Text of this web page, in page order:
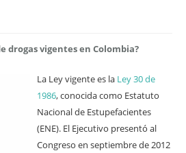
drogas vigentes en Colombia?
La Ley vigente es la Ley 30 de
1986, conocida como Estatuto
Nacional de Estupefacientes
(ENE). El Ejecutivo presentó al
Congreso en septiembre de 2012